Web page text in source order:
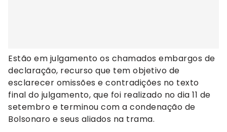
Estão em julgamento os chamados embargos de
declaração, recurso que tem objetivo de
esclarecer omissões e contradições no texto
final do julgamento, que foi realizado no dia 11 de
setembro e terminou com a condenação de
Bolsonaro e seus aliados na trama.